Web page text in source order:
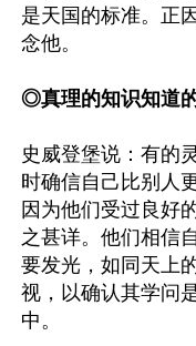
是天国的标准。正
念他。
◎真理的知识知道
史威登堡说：有的
时确信自己比别人
因为他们受过良好
之甚详。他们相信
要发光，如同天上
视，以确认其学问
中。